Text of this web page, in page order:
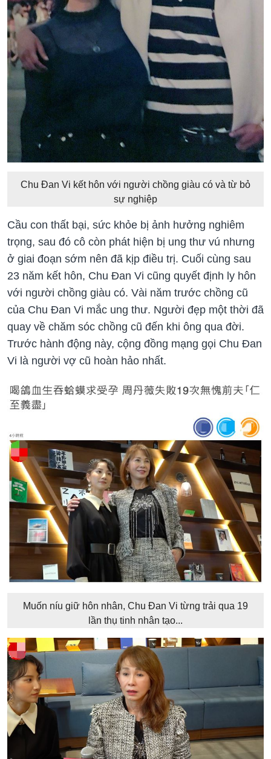
Chu Đan Vi kết hôn với người chồng giàu có và từ bỏ
sự nghiệp
Cầu con thất bại, sức khỏe bị ảnh hưởng nghiêm
trọng, sau đó cô còn phát hiện bị ung thư vú nhưng
ở giai đoạn sớm nên đã kịp điều trị. Cuối cùng sau
23 năm kết hôn, Chu Đan Vi cũng quyết định ly hôn
với người chồng giàu có. Vài năm trước chồng cũ
của Chu Đan Vi mắc ung thư. Người đẹp một thời đã
quay về chăm sóc chồng cũ đến khi ông qua đời.
Trước hành động này, cộng đồng mạng gọi Chu Đan
Vi là người vợ cũ hoàn hảo nhất.
Muốn níu giữ hôn nhân, Chu Đan Vi từng trải qua 19
lần thụ tinh nhân tạo...